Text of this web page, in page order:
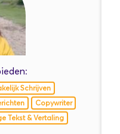
Schrijven
Copywriter
Tekst & Vertaling